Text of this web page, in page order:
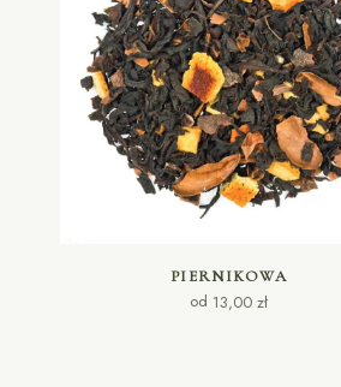
WYBIERZ OPCJE
PIERNIKOWA
od 13,00 zł